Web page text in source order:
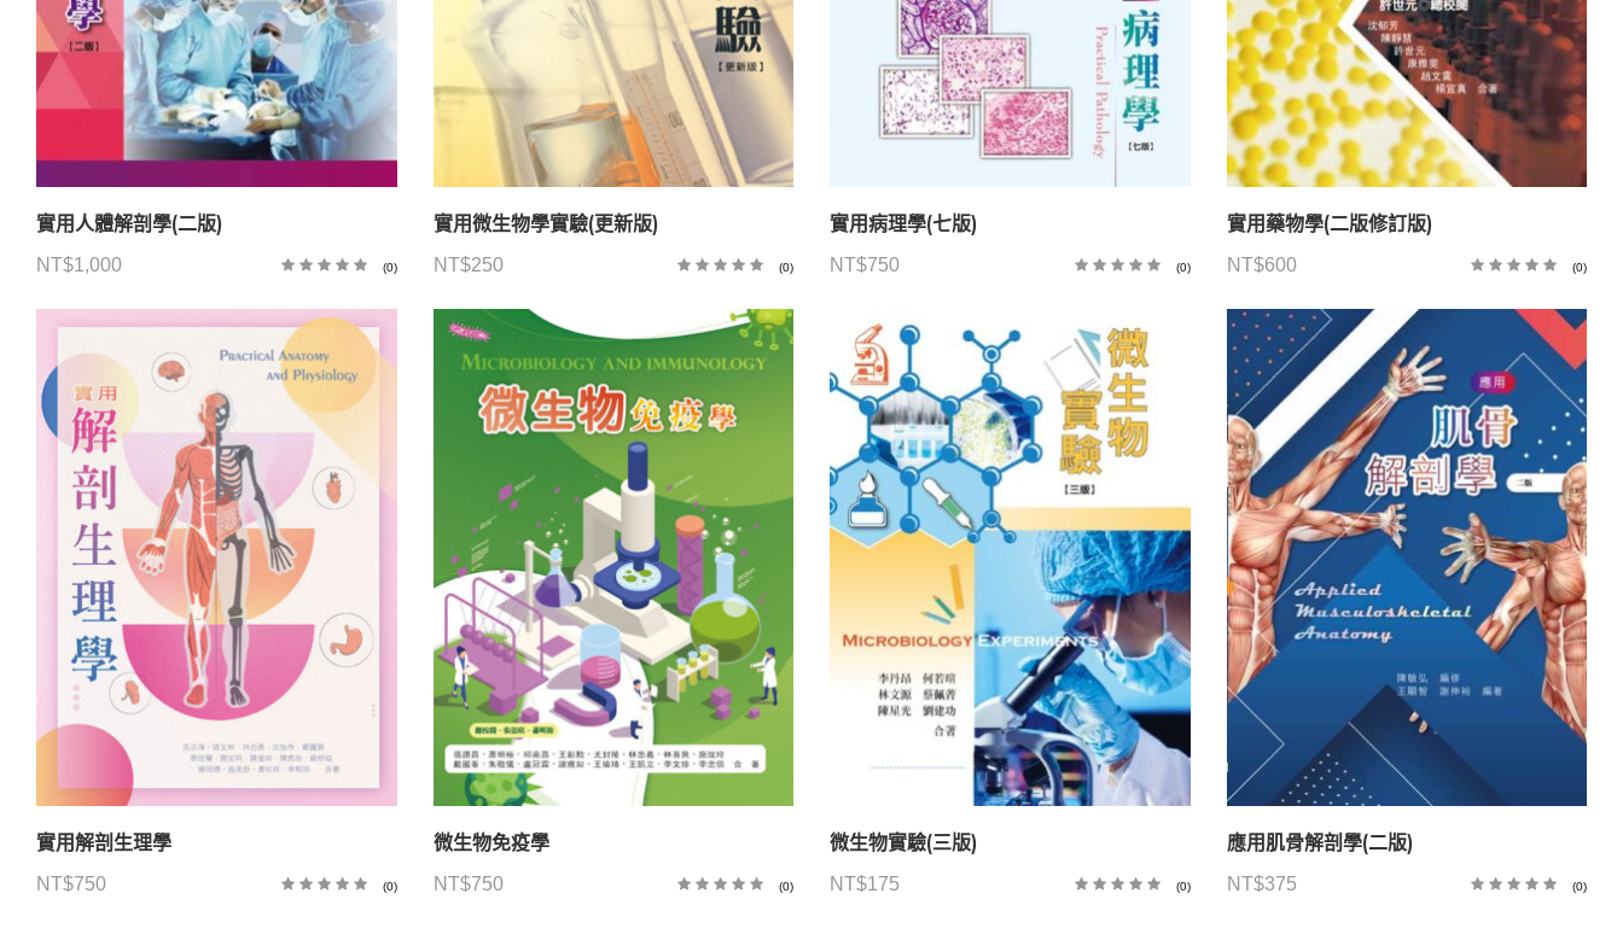
實用人體解剖學(二版)
NT$1,000 (0)
實用微生物學實驗(更新版)
NT$250 (0)
實用病理學(七版)
NT$750 (0)
實用藥物學(二版修訂版)
NT$600 (0)
實用解剖生理學
NT$750 (0)
微生物免疫學
NT$750 (0)
微生物實驗(三版)
NT$175 (0)
應用肌骨解剖學(二版)
NT$375 (0)